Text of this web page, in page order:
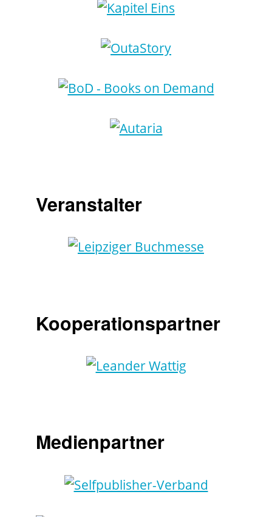
Veranstalter
Kooperationspartner
Medienpartner